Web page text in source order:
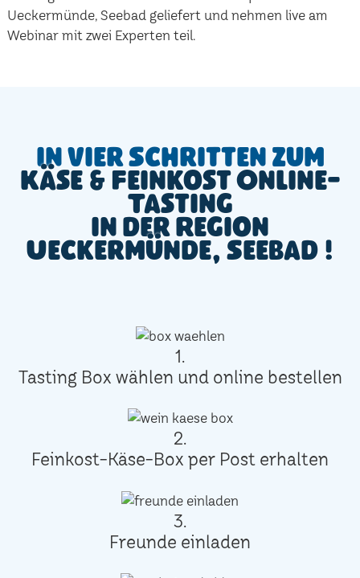
Ueckermünde, Seebad geliefert und nehmen live am
Webinar mit zwei Experten teil.
In vier Schritten zum
Käse & Feinkost Online-
Tasting
in der Region
Ueckermünde, Seebad !
1.
Tasting Box wählen und online bestellen
2.
Feinkost-Käse-Box per Post erhalten
3.
Freunde einladen